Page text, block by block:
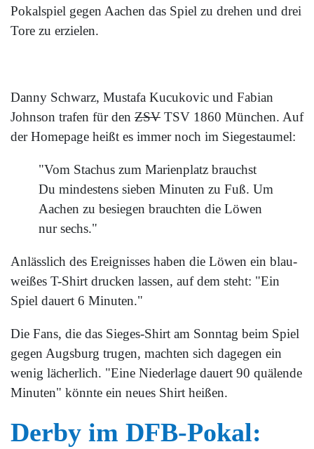
Pokalspiel gegen Aachen das Spiel zu drehen und drei
Tore zu erzielen.
Danny Schwarz, Mustafa Kucukovic und Fabian
Johnson trafen für den ZSV TSV 1860 München. Auf
der Homepage heißt es immer noch im Siegestaumel:
"Vom Stachus zum Marienplatz brauchst
Du mindestens sieben Minuten zu Fuß. Um
Aachen zu besiegen brauchten die Löwen
nur sechs."
Anlässlich des Ereignisses haben die Löwen ein blau-
weißes T-Shirt drucken lassen, auf dem steht: "Ein
Spiel dauert 6 Minuten."
Die Fans, die das Sieges-Shirt am Sonntag beim Spiel
gegen Augsburg trugen, machten sich dagegen ein
wenig lächerlich. "Eine Niederlage dauert 90 quälende
Minuten" könnte ein neues Shirt heißen.
Derby im DFB-Pokal: